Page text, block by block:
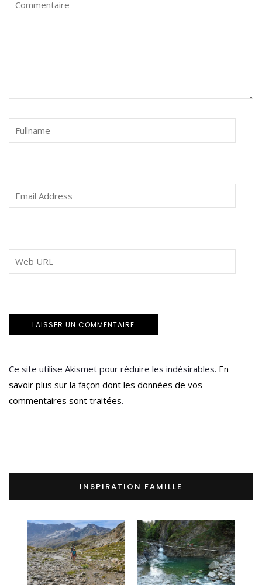
Ce site utilise Akismet pour réduire les indésirables. En
savoir plus sur la façon dont les données de vos
commentaires sont traitées.
INSPIRATION FAMILLE